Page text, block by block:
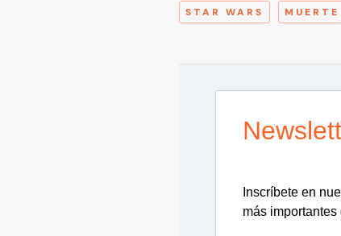
STAR WARS MUERTE
Inscríbete en
más